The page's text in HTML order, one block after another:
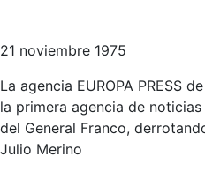
21 noviembre 1975
La agencia EUROPA PRESS
la primera agencia de
del General Franco,
Julio Merino